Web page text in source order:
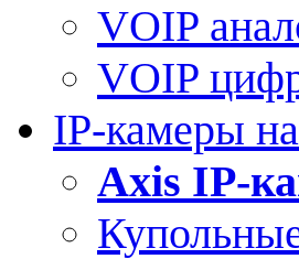
VOIP
VOIP
IP-камеры
Axis IP-